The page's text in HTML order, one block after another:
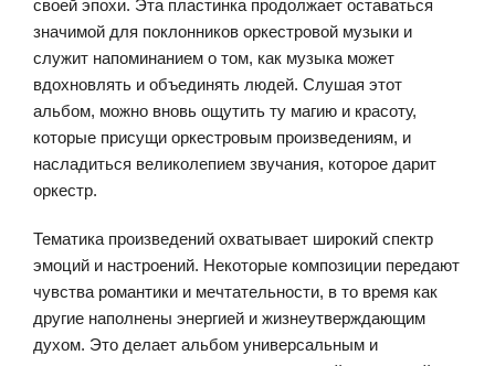
своей эпохи. Эта пластинка продолжает оставаться
значимой для поклонников оркестровой музыки и
служит напоминанием о том, как музыка может
вдохновлять и объединять людей. Слушая этот
альбом, можно вновь ощутить ту магию и красоту,
которые присущи оркестровым произведениям, и
насладиться великолепием звучания, которое дарит
оркестр.
Тематика произведений охватывает широкий спектр
эмоций и настроений. Некоторые композиции передают
чувства романтики и мечтательности, в то время как
другие наполнены энергией и жизнеутверждающим
духом. Это делает альбом универсальным и